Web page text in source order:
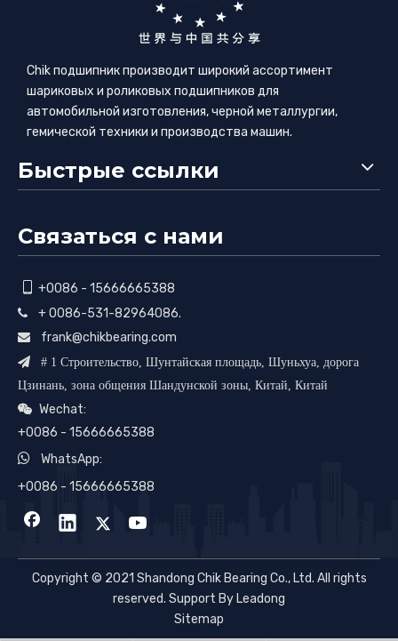
Chik подшипник производит широкий ассортимент
шариковых и роликовых подшипников для
автомобильной изготовления, черной металлургии,
гемической техники и производства машин.
Быстрые ссылки
Связаться с нами
+0086 - 15666665388
 + 0086-531-82964086.
 frank@chikbearing.com
 # 1 Строительство, Шунтайская площадь, Шуньхуа, дорога
Цзинань, зона общения Шандунской зоны, Китай, Китай
 Wechat:
+0086 - 15666665388
 WhatsApp:
+0086 - 15666665388
Copyright © 2021 Shandong Chik Bearing Co., Ltd. All rights
reserved. Support By Leadong
Sitemap